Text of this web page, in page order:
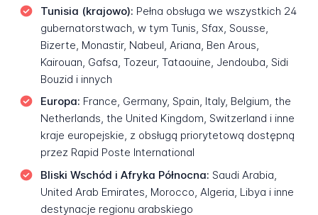
Tunisia (krajowo): Pełna obsługa we wszystkich 24
gubernatorstwach, w tym Tunis, Sfax, Sousse,
Bizerte, Monastir, Nabeul, Ariana, Ben Arous,
Kairouan, Gafsa, Tozeur, Tataouine, Jendouba, Sidi
Bouzid i innych
Europa: France, Germany, Spain, Italy, Belgium, the
Netherlands, the United Kingdom, Switzerland i inne
kraje europejskie, z obsługą priorytetową dostępną
przez Rapid Poste International
Bliski Wschód i Afryka Północna: Saudi Arabia,
United Arab Emirates, Morocco, Algeria, Libya i inne
destynacje regionu arabskiego